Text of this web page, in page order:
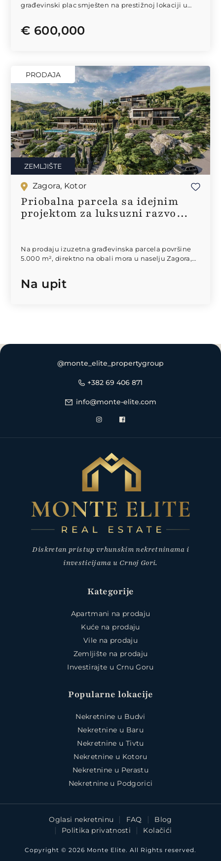
građevinski plac smješten na prestižnoj lokaciji u
€ 600,000
PRODAJA
ZEMLJIŠTE
Zagora, Kotor
Priobalna parcela sa idejnim
projektom za luksuzni razvoj –
Na prodaju izuzetna građevinska parcela površine
5.000 m², direktno na obali mora u naselju Zagora,
Na upit
@monte_elite_propertygroup
+382 69 406 871
info@monte-elite.com
Kategorije
Apartmani na prodaju
Kuće na prodaju
Vile na prodaju
Zemljište na prodaju
Investirajte u Crnu Goru
Diskretan pristup vrhunskim nekretninama i
investicijama u Crnoj Gori.
Popularne lokacije
Nekretnine u Budvi
Nekretnine u Baru
Nekretnine u Tivtu
Nekretnine u Kotoru
Nekretnine u Perastu
Nekretnine u Podgorici
Copyright © 2026 Monte Elite. All Rights reserved.
Oglasi nekretninu FAQ
Blog
Politika privatnosti
Kolačići